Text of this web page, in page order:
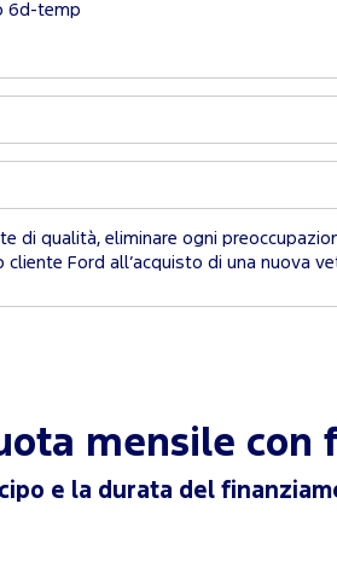
6d-temp
di qualità, eliminare ogni
Ford all’acquisto di una nuova
mensile con
e la durata del